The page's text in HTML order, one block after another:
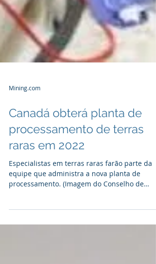
Mining.com
Canadá obterá planta de
processamento de terras
raras em 2022
equipe que administra a nova planta de
processamento. (Imagem do Conselho de